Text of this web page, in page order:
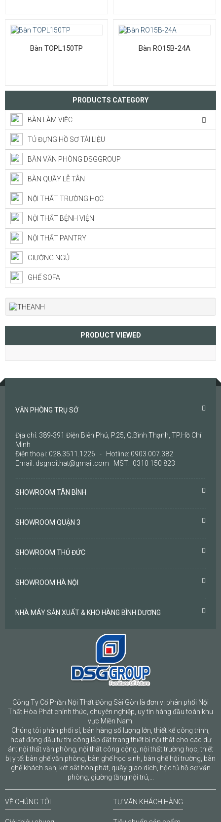
Bàn TOPL150TP Bàn RO15B-24A
PRODUCTS CATEGORY
BÀN LÀM VIỆC
TỦ ĐỰNG HỒ SƠ TÀI LIỆU
BÀN VĂN PHÒNG DSGGROUP
BÀN QUẦY LỄ TÂN
NỘI THẤT TRƯỜNG HỌC
NỘI THẤT BỆNH VIỆN
NỘI THẤT PANTRY
GIƯỜNG NGỦ
GHẾ SOFA
PRODUCT VIEWED
VĂN PHÒNG TRỤ SỞ
Địa chỉ: 389-391 Điện Biên Phủ, P.25, Q.Bình Thạnh, TP.Hồ Chí
Minh
Điện thoại: 028.3511.1226 - Hotline: 0903.007.382
Email: dsgnoithat@gmail.com MST: 0310 150 823
SHOWROOM TÂN BÌNH
SHOWROOM QUẬN 3
SHOWROOM THỦ ĐỨC
SHOWROOM HÀ NỘI
NHÀ MÁY SẢN XUẤT & KHO HÀNG BÌNH DƯƠNG
Công Ty Cổ Phần Nội Thất Đông Sài Gòn là đơn vị phân phối Nội
Thất Hòa Phát chính thức, chuyên nghiệp, uy tín hàng đầu toàn khu
vực Miền Nam.
Chúng tôi phân phối sỉ, bán hàng số lượng lớn, thiết kế công trình,
hoạt động đầu tư thi công lắp đặt trang thiết bị nội thất cho các dự
án: nội thất văn phòng, nội thất công cộng, nội thất trường học, thiết
bị y tế: bàn ghế văn phòng, bàn ghế học sinh, bàn ghế hội trường, bàn
ghế khách sạn, két sắt hòa phát, quầy giao dịch, hộc tủ hồ sơ văn
phòng, giường tầng nội trú,...
VỀ CHÚNG TÔI TƯ VẤN KHÁCH HÀNG